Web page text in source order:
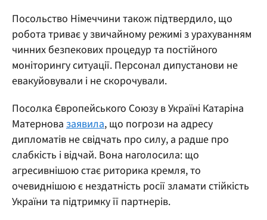
Посольство Німеччини також підтвердило, що
робота триває у звичайному режимі з урахуванням
чинних безпекових процедур та постійного
моніторингу ситуації. Персонал дипустанови не
евакуйовували і не скорочували.
Посолка Європейського Союзу в Україні Катаріна
Матернова заявила, що погрози на адресу
дипломатів не свідчать про силу, а радше про
слабкість і відчай. Вона наголосила: що
агресивнішою стає риторика кремля, то
очевиднішою є нездатність росії зламати стійкість
України та підтримку її партнерів.